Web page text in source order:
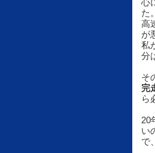
心
た。
高
が
私
分
そ
完
ら
20
い
で